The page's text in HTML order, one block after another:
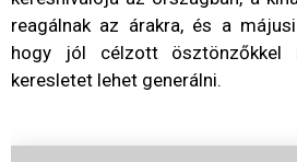
reagálnak az árakra, és a
hogy jól célzott ösztönzőkkel
keresletet lehet generálni.